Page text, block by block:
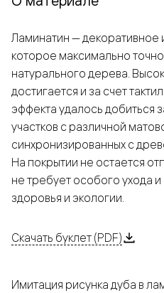
Ламинатин — декоративное
которое максимально
натурального дерева.
достигается и за счет
эффекта удалось добиться
участков с различной
синхронизированных с
На покрытии не остается
не требует особого ухода
здоровья и экологии.
Скачать буклет (PDF)
Имитация рисунка дуба в